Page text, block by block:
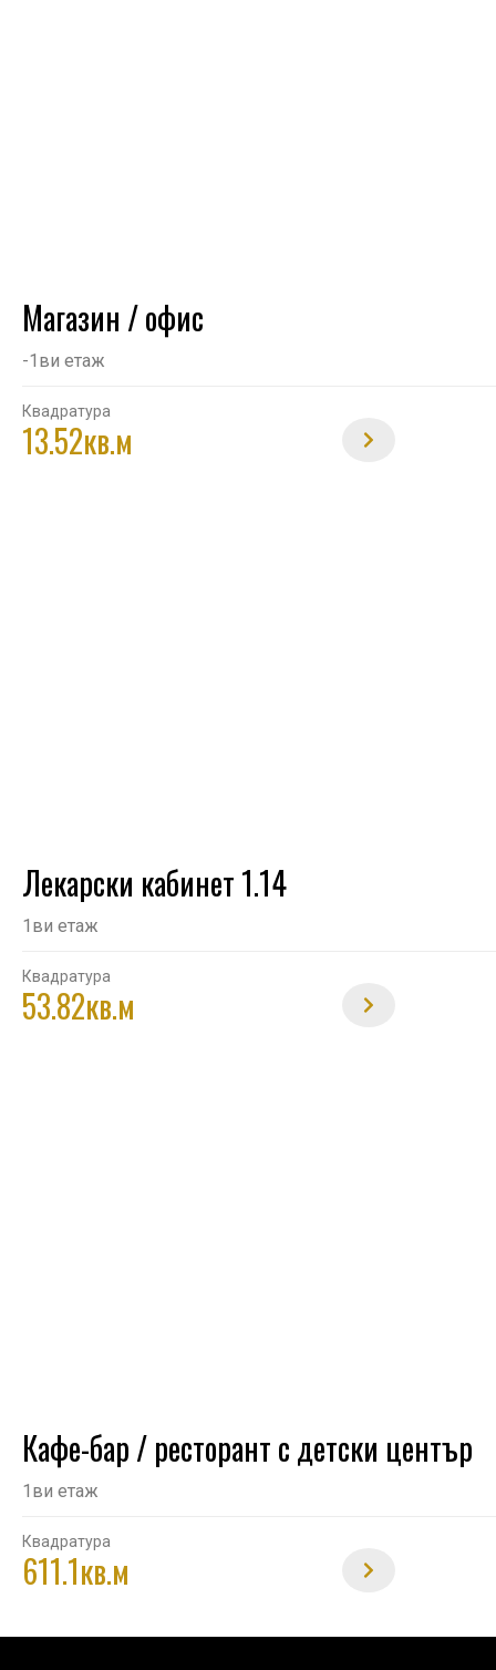
Магазин / офис
-1ви етаж
Квадратура
13.52кв.м
Лекарски кабинет 1.14
1ви етаж
Квадратура
53.82кв.м
Кафе-бар / ресторант с детски център
1ви етаж
Квадратура
611.1кв.м